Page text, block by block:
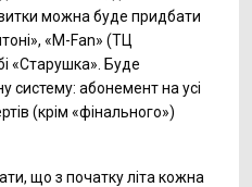
можна буде придбати
«M-Fan» (ТЦ
«Старушка». Буде
абонемент на усі
(крім «фінального»)
що з початку літа кожна